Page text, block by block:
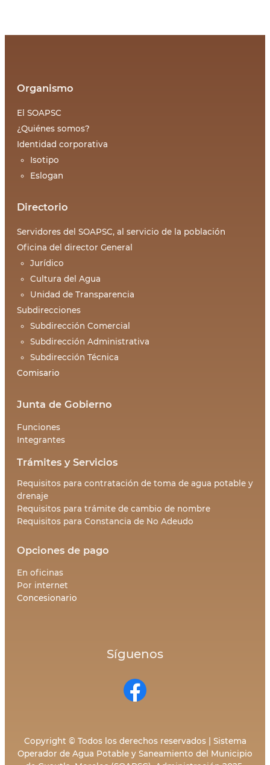
Organismo
El SOAPSC
¿Quiénes somos?
Identidad corporativa
Isotipo
Eslogan
Directorio
Servidores del SOAPSC, al servicio de la población
Oficina del director General
Jurídico
Cultura del Agua
Unidad de Transparencia
Subdirecciones
Subdirección Comercial
Subdirección Administrativa
Subdirección Técnica
Comisario
Junta de Gobierno
Funciones
Integrantes
Trámites y Servicios
Requisitos para contratación de toma de agua potable y
drenaje
Requisitos para trámite de cambio de nombre
Requisitos para Constancia de No Adeudo
Opciones de pago
En oficinas
Por internet
Concesionario
Síguenos
Copyright © Todos los derechos reservados | Sistema
Operador de Agua Potable y Saneamiento del Municipio